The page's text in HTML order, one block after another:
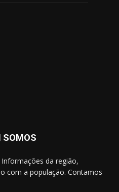
SOMOS
da região,
com a população. Contamos